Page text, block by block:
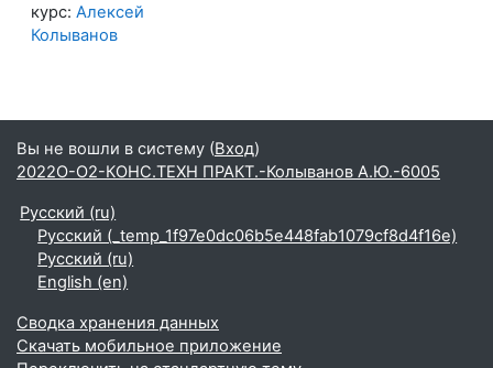
курс: Алексей
Колыванов
Вы не вошли в систему (Вход)
2022О-О2-КОНС.ТЕХН ПРАКТ.-Колыванов А.Ю.-6005
Русский ‎(ru)‎
Русский ‎(_temp_1f97e0dc06b5e448fab1079cf8d4f16e)‎
Русский ‎(ru)‎
English ‎(en)‎
Сводка хранения данных
Скачать мобильное приложение